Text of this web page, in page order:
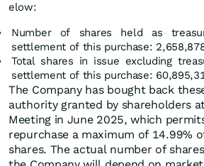
elow:
Number of shares held as
settlement of this purchase:
Total shares in issue excluding
settlement of this purchase:
The Company has bought back
authority granted by shareholders
Meeting in June 2025, which
repurchase a maximum of 14.99%
shares. The actual number of